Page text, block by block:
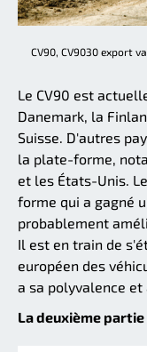
CV90, CV9030 export
Le CV90 est
Danemark, la
Suisse. D'autres
la plate-forme,
et les États-Unis.
forme qui a gagné
probablement
Il est en train de
européen des
a sa polyvalence et
La deuxième